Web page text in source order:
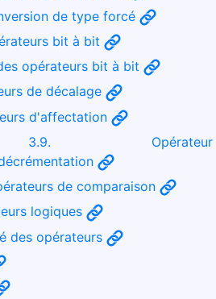
de type forcé
bit à bit
opérateurs bit à bit
de décalage
d'affectation
Opérateur
de comparaison
logiques
des opérateurs